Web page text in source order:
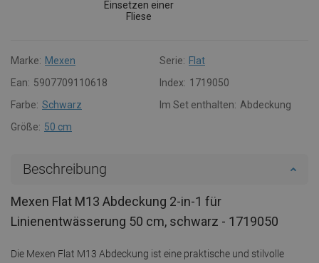
Einsetzen einer
Fliese
Marke: Mexen Serie: Flat
Ean: 5907709110618 Index: 1719050
Farbe: Schwarz Im Set enthalten: Abdeckung
Größe: 50 cm
Beschreibung
Mexen Flat M13 Abdeckung 2-in-1 für
Linienentwässerung 50 cm, schwarz - 1719050
Die Mexen Flat M13 Abdeckung ist eine praktische und stilvolle